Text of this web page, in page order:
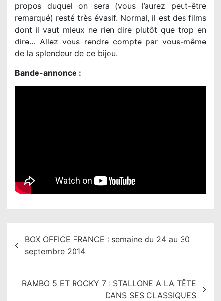
propos duquel on sera (vous l’aurez peut-être
remarqué) resté très évasif. Normal, il est des films
dont il vaut mieux ne rien dire plutôt que trop en
dire… Allez vous rendre compte par vous-même
de la splendeur de ce bijou.
Bande-annonce :
BOX OFFICE FRANCE : semaine du 24 au 30
septembre 2014
RAMBO 5 ET ROCKY 7 : STALLONE A LA TÊTE
DANS SES CLASSIQUES